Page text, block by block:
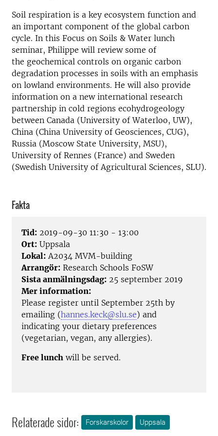
Soil respiration is a key ecosystem function and
an important component of the global carbon
cycle. In this Focus on Soils & Water lunch
seminar, Philippe will review some of
the geochemical controls on organic carbon
degradation processes in soils with an emphasis
on lowland environments. He will also provide
information on a new international research
partnership in cold regions ecohydrogeology
between Canada (University of Waterloo, UW),
China (China University of Geosciences, CUG),
Russia (Moscow State University, MSU),
University of Rennes (France) and Sweden
(Swedish University of Agricultural Sciences, SLU).
Fakta
Tid: 2019-09-30 11:30 - 13:00
Ort: Uppsala
Lokal: A2034 MVM-building
Arrangör: Research Schools FoSW
Sista anmälningsdag: 25 september 2019
Mer information:
Please register until September 25th by
emailing (hannes.keck@slu.se) and
indicating your dietary preferences
(vegetarian, vegan, any allergies).
Free lunch will be served.
Relaterade sidor: Forskarskolor Uppsala